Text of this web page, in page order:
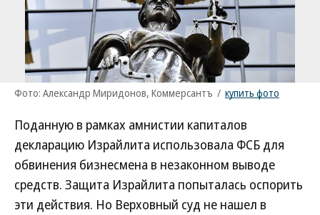
Фото: Александр Миридонов, Коммерсантъ / купить фото
Поданную в рамках амнистии капиталов
декларацию Израйлита использовала ФСБ для
обвинения бизнесмена в незаконном выводе
средств. Защита Израйлита попыталась оспорить
эти действия. Но Верховный суд не нашел в